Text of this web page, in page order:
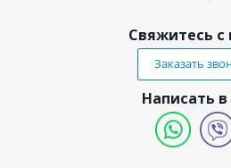
Свяжитесь с
Заказать
Написать в